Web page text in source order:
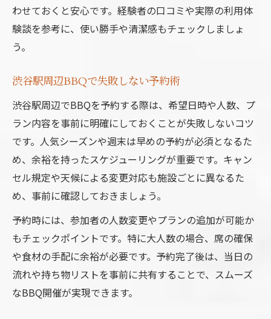
わせておくと安心です。経験者の口コミや実際の利用体
験談を参考に、使い勝手や清潔感もチェックしましょ
う。
渋谷駅周辺BBQで失敗しない予約術
渋谷駅周辺でBBQを予約する際は、希望日時や人数、プ
ラン内容を事前に明確にしておくことが失敗しないコツ
です。人気シーズンや週末は早めの予約が必須となるた
め、余裕を持ったスケジューリングが重要です。キャン
セル規定や天候による変更対応も施設ごとに異なるた
め、事前に確認しておきましょう。
予約時には、参加者の人数変更やプランの追加が可能か
もチェックポイントです。特に大人数の場合、席の確保
や食材の手配に余裕が必要です。予約完了後は、当日の
流れや持ち物リストを事前に共有することで、スムーズ
なBBQ開催が実現できます。